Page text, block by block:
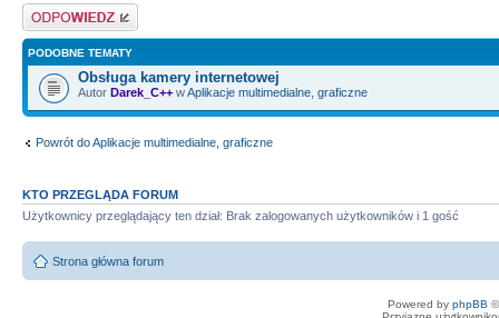
Odpowiedz
PODOBNE TEMATY
Obsługa kamery internetowej
Autor Darek_C++ wAplikacje multimedialne, graficzne
Powrót do Aplikacje multimedialne, graficzne
KTO PRZEGLĄDA FORUM
Użytkownicy przeglądający ten dział: Brak zalogowanych użytkowników i 1 gość
Strona główna forum
Powered by phpBB